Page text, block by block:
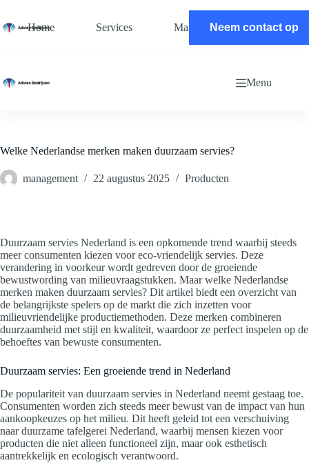
de
Home Services Magazine Contact
Neem contact op
Menu
Welke Nederlandse merken maken duurzaam servies?
management 22 augustus 2025 Producten
Duurzaam servies Nederland is een opkomende trend waarbij steeds
meer consumenten kiezen voor eco-vriendelijk servies. Deze
verandering in voorkeur wordt gedreven door de groeiende
bewustwording van milieuvraagstukken. Maar welke Nederlandse
merken maken duurzaam servies? Dit artikel biedt een overzicht van
de belangrijkste spelers op de markt die zich inzetten voor
milieuvriendelijke productiemethoden. Deze merken combineren
duurzaamheid met stijl en kwaliteit, waardoor ze perfect inspelen op de
behoeftes van bewuste consumenten.
Duurzaam servies: Een groeiende trend in Nederland
De populariteit van duurzaam servies in Nederland neemt gestaag toe.
Consumenten worden zich steeds meer bewust van de impact van hun
aankoopkeuzes op het milieu. Dit heeft geleid tot een verschuiving
naar duurzame tafelgerei Nederland, waarbij mensen kiezen voor
producten die niet alleen functioneel zijn, maar ook esthetisch
aantrekkelijk en ecologisch verantwoord.